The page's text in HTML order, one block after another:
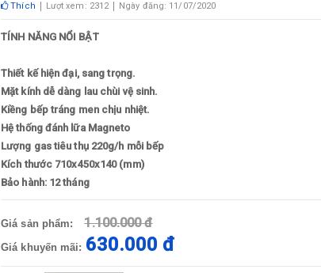
Thích Lượt xem: 2312 Ngày đăng: 11/07/2020
TÍNH NĂNG NỔI BẬT
Thiết kế hiện đại, sang trọng.
Mặt kính dễ dàng lau chùi vệ sinh.
Kiềng bếp tráng men chịu nhiệt.
Hệ thống đánh lữa Magneto
Lượng gas tiêu thụ 220g/h mỗi bếp
Kích thước 710x450x140 (mm)
Bảo hành: 12 tháng
Giá sản phẩm: 1.100.000 đ
Giá khuyến mãi: 630.000 đ